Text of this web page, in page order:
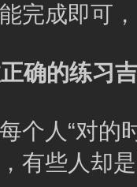
完成即可
确的练习
个人“对的
有些人却